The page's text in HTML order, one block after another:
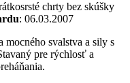
chrty bez skúšky
: 06.03.2007
mocného svalstva a sily s
pre rýchlosť a